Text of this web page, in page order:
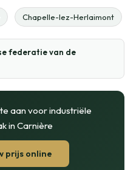
Chapelle-lez-Herlaimont
federatie van de
aan voor industriële
in Carnière
prijs online